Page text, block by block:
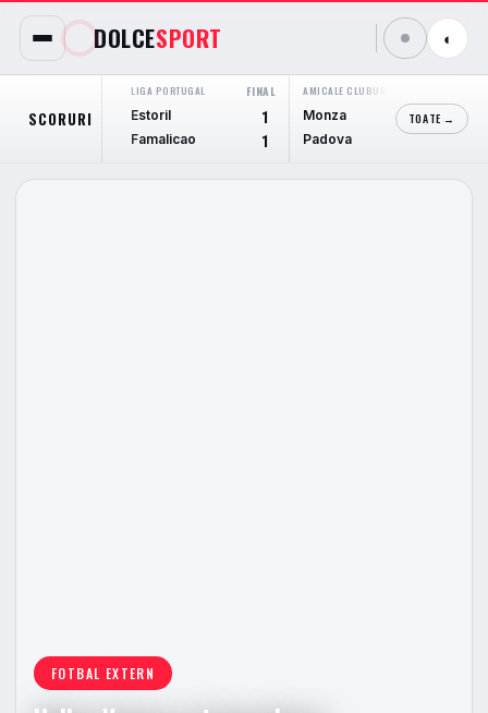
DOLCESPORT ◐
SCORURI
LIGA PORTUGAL
FINAL
Estoril
1
Famalicao 1
AMICALE CLUBURI
Monza
3
Padova
TOATE →
FOTBAL EXTERN